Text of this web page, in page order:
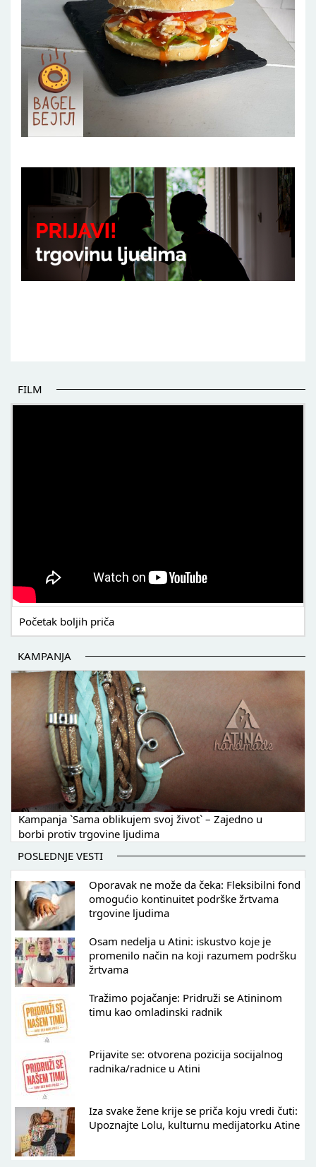
FILM
Početak boljih priča
KAMPANJA
Kampanja `Sama oblikujem svoj život` – Zajedno u
borbi protiv trgovine ljudima
POSLEDNJE VESTI
Oporavak ne može da čeka: Fleksibilni fond
omogućio kontinuitet podrške žrtvama
trgovine ljudima
Osam nedelja u Atini: iskustvo koje je
promenilo način na koji razumem podršku
žrtvama
Tražimo pojačanje: Pridruži se Atininom
timu kao omladinski radnik
Prijavite se: otvorena pozicija socijalnog
radnika/radnice u Atini
Iza svake žene krije se priča koju vredi čuti:
Upoznajte Lolu, kulturnu medijatorku Atine